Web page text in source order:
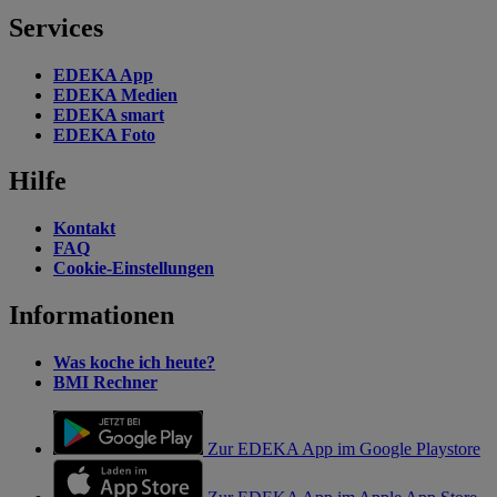
Services
EDEKA App
EDEKA Medien
EDEKA smart
EDEKA Foto
Hilfe
Kontakt
FAQ
Cookie-Einstellungen
Informationen
Was koche ich heute?
BMI Rechner
Zur EDEKA App im Google Playstore